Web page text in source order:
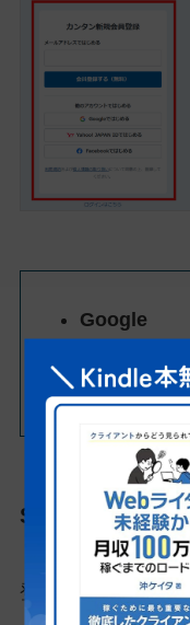
Google
Facebook
STEP3. 届いた
登録したメールア